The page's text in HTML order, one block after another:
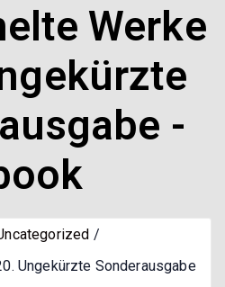
Werke
-
Ungekürzte Sonderausgabe